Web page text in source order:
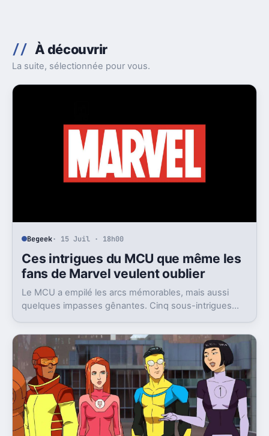
À découvrir
La suite, sélectionnée pour vous.
Begeek· 15 Juil · 18h00
Ces intrigues du MCU que même les
fans de Marvel veulent oublier
Le MCU a empilé les arcs mémorables, mais aussi
quelques impasses gênantes. Cinq sous-intrigues